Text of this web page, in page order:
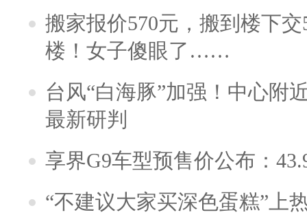
搬家报价570元，搬到楼下
楼！女子傻眼了……
台风“白海豚”加强！中心附
最新研判
享界G9车型预售价公布：
“不建议大家买深色蛋糕”上